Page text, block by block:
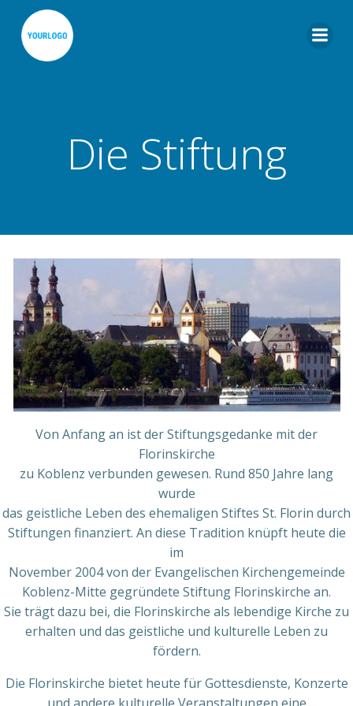
Die Stiftung
Von Anfang an ist der Stiftungsgedanke mit der
Florinskirche
zu Koblenz verbunden gewesen. Rund 850 Jahre lang
wurde
das geistliche Leben des ehemaligen Stiftes St. Florin durch
Stiftungen finanziert. An diese Tradition knüpft heute die
im
November 2004 von der Evangelischen Kirchengemeinde
Koblenz-Mitte gegründete Stiftung Florinskirche an.
Sie trägt dazu bei, die Florinskirche als lebendige Kirche zu
erhalten und das geistliche und kulturelle Leben zu
fördern.
Die Florinskirche bietet heute für Gottesdienste, Konzerte
und andere kulturelle Veranstaltungen eine